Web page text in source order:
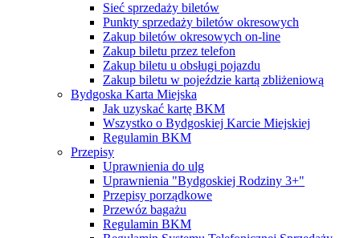
Sieć sprzedaży biletów
Punkty sprzedaży biletów okresowych
Zakup biletów okresowych on-line
Zakup biletu przez telefon
Zakup biletu u obsługi pojazdu
Zakup biletu w pojeździe kartą zbliżeniową
Bydgoska Karta Miejska
Jak uzyskać kartę BKM
Wszystko o Bydgoskiej Karcie Miejskiej
Regulamin BKM
Przepisy
Uprawnienia do ulg
Uprawnienia "Bydgoskiej Rodziny 3+"
Przepisy porządkowe
Przewóz bagażu
Regulamin BKM